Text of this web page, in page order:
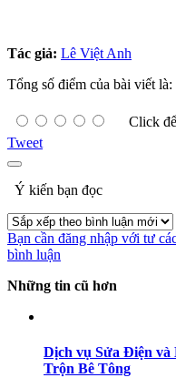
Tác giả: Lê Việt Anh
Tổng số điểm của bài viết
Click
Tweet
Ý kiến bạn đọc
Bạn cần đăng nhập với tư
bình luận
Những tin cũ hơn
Dịch vụ Sửa Điện
Trộn Bê Tông